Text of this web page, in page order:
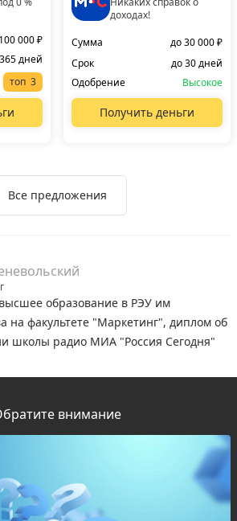
000 ₽
дней
топ
доходах!
Сумма
до 30 000 ₽
Срок
до 30 дней
Одобрение
Высокое
Получить деньги
Все предложения
образование в РЭУ им
на факультете "Маркетинг", диплом об
школы радио МИА "Россия Сегодня"
внимание